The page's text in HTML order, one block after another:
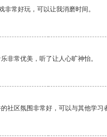
非常好玩，可以让我消磨时间。
非常优美，听了让人心旷神怡。
社区氛围非常好，可以与其他学习